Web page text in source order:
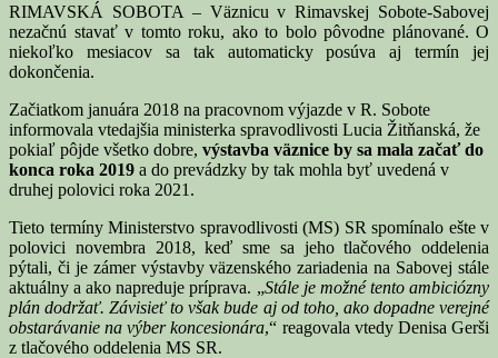
RIMAVSKÁ SOBOTA – Väznicu v Rimavskej Sobote-Sabovej
nezačnú stavať v tomto roku, ako to bolo pôvodne plánované. O
niekoľko mesiacov sa tak automaticky posúva aj termín jej
dokončenia.
Začiatkom januára 2018 na pracovnom výjazde v R. Sobote
informovala vtedajšia ministerka spravodlivosti Lucia Žitňanská, že
pokiaľ pôjde všetko dobre, výstavba väznice by sa mala začať do
konca roka 2019 a do prevádzky by tak mohla byť uvedená v
druhej polovici roka 2021.
Tieto termíny Ministerstvo spravodlivosti (MS) SR spomínalo ešte v
polovici novembra 2018, keď sme sa jeho tlačového oddelenia
pýtali, či je zámer výstavby väzenského zariadenia na Sabovej stále
aktuálny a ako napreduje príprava. „Stále je možné tento ambiciózny
plán dodržať. Závisieť to však bude aj od toho, ako dopadne verejné
obstarávanie na výber koncesionára,“ reagovala vtedy Denisa Gerši
z tlačového oddelenia MS SR.